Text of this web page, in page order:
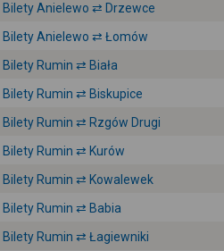
Bilety Anielewo ⇄ Drzewce
Bilety Anielewo ⇄ Łomów
Bilety Rumin ⇄ Biała
Bilety Rumin ⇄ Biskupice
Bilety Rumin ⇄ Rzgów Drugi
Bilety Rumin ⇄ Kurów
Bilety Rumin ⇄ Kowalewek
Bilety Rumin ⇄ Babia
Bilety Rumin ⇄ Łagiewniki